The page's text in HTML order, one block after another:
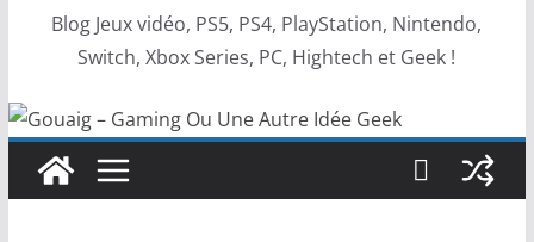
Blog Jeux vidéo, PS5, PS4, PlayStation, Nintendo,
Switch, Xbox Series, PC, Hightech et Geek !